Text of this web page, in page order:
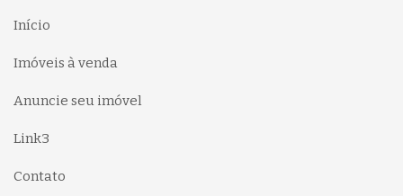
Início
Imóveis à venda
Anuncie seu imóvel
Link3
Contato